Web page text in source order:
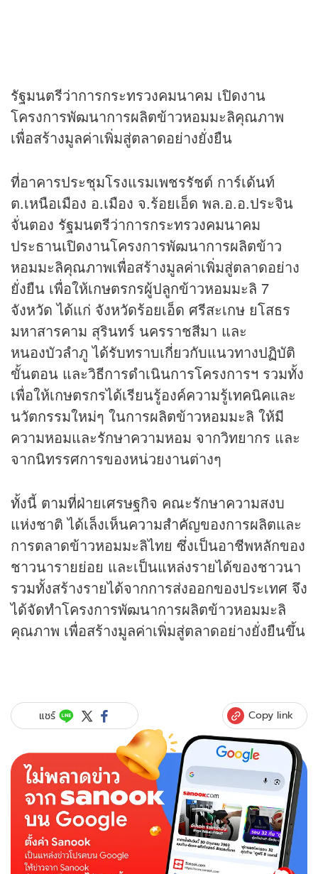
รัฐมนตรีว่าการกระทรวงคมนาคม เปิดงาน
โครงการพัฒนาการผลิตข้าวหอมมะลิคุณภาพ
เพื่อสร้างมูลค่าเพิ่มสู่ตลาดอย่างยั่งยืน
ที่อาคารประชุมโรงแรมเพชรรัชต์ การ์เด้นท์
ต.เหนือเมือง อ.เมือง จ.ร้อยเอ็ด พล.อ.อ.ประจิน
จั่นตอง รัฐมนตรีว่าการกระทรวงคมนาคม
ประธานเปิดงานโครงการพัฒนาการผลิตข้าว
หอมมะลิคุณภาพเพื่อสร้างมูลค่าเพิ่มสู่ตลาดอย่าง
ยั่งยืน เพื่อให้เกษตรกรผู้ปลูกข้าวหอมมะลิ 7
จังหวัด ได้แก่ จังหวัดร้อยเอ็ด ศรีสะเกษ ยโสธร
มหาสารคาม สุรินทร์ นครราชสีมา และ
หนองบัวลำภู ได้รับทราบเกี่ยวกับแนวทางปฏิบัติ
ขั้นตอน และวิธีการดำเนินการโครงการฯ รวมทั้ง
เพื่อให้เกษตรกรได้เรียนรู้องค์ความรู้เทคนิคและ
นวัตกรรมใหม่ๆ ในการผลิตข้าวหอมมะลิ ให้มี
ความหอมและรักษาความหอม จากวิทยากร และ
จากนิทรรศการของหน่วยงานต่างๆ
ทั้งนี้ ตามที่ฝ่ายเศรษฐกิจ คณะรักษาความสงบ
แห่งชาติ ได้เล็งเห็นความสำคัญของการผลิตและ
การตลาดข้าวหอมมะลิไทย ซึ่งเป็นอาชีพหลักของ
ชาวนารายย่อย และเป็นแหล่งรายได้ของชาวนา
รวมทั้งสร้างรายได้จากการส่งออกของประเทศ จึง
ได้จัดทำโครงการพัฒนาการผลิตข้าวหอมมะลิ
คุณภาพ เพื่อสร้างมูลค่าเพิ่มสู่ตลาดอย่างยั่งยืนขึ้น
แชร์ Copy link